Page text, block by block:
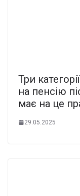
Три
на пенсію
має на це
29.05.2025